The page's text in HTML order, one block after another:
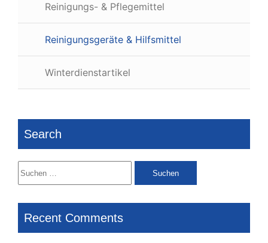
Reinigungs- & Pflegemittel
Reinigungsgeräte & Hilfsmittel
Winterdienstartikel
Search
Suchen
nach:
Recent Comments